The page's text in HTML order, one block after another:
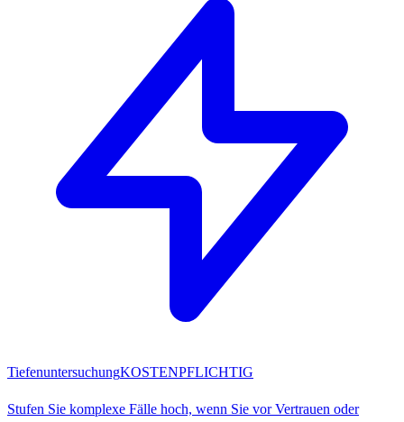
TiefenuntersuchungKOSTENPFLICHTIG
Stufen Sie komplexe Fälle hoch, wenn Sie vor Vertrauen oder